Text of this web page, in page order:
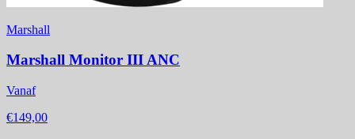
Marshall
Marshall Monitor III ANC
Vanaf
€149,00